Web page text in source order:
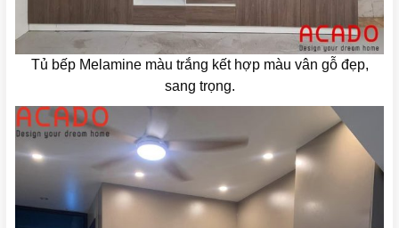
Tủ bếp Melamine màu trắng kết hợp màu vân gỗ đẹp,
sang trọng.